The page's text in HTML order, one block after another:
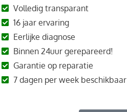
Volledig transparant
16 jaar ervaring
Eerlijke diagnose
Binnen 24uur gerepareerd!
Garantie op reparatie
7 dagen per week beschikbaar